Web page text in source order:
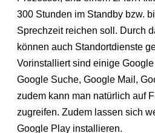
300 Stunden im Standby bzw.
Sprechzeit reichen soll. Durch
können auch Standortdienste
Vorinstalliert sind einige
Google Suche, Google Mail,
zudem kann man natürlich auf
zugreifen. Zudem lassen sich
Google Play installieren.